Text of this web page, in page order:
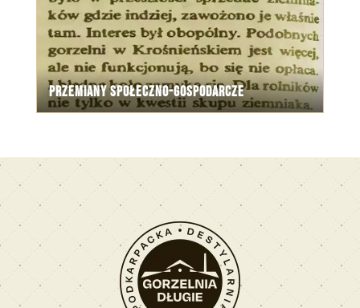
Przemiany społeczno-gospodarcze